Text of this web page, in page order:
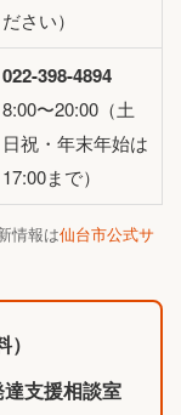
ださい）
022-398-4894
8:00〜20:00（土
日祝・年末年始は
17:00まで）
情報は仙台市公式サ
支援相談室